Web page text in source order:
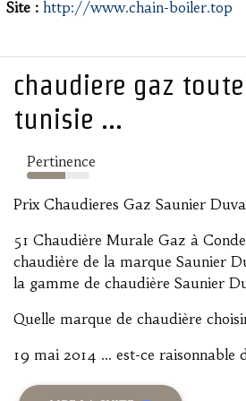
Site : http://www.chain-boiler.top
chaudiere gaz
tunisie ...
Pertinence
62%
Prix Chaudieres Gaz Saunier
51 Chaudière Murale Gaz à
chaudière de la marque Saunier
la gamme de chaudière Saunier
Quelle marque de chaudière
19 mai 2014 ... est-ce raisonnable